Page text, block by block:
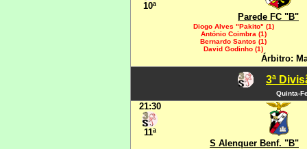
10ª
Parede FC "B"
Diogo Alves "Pakito" (1)
António Coimbra (1)
Bernardo Santos (1)
David Godinho (1)
Árbitro:
3ª
Quinta-
21:30
11ª
S Alenquer Benf. "B"